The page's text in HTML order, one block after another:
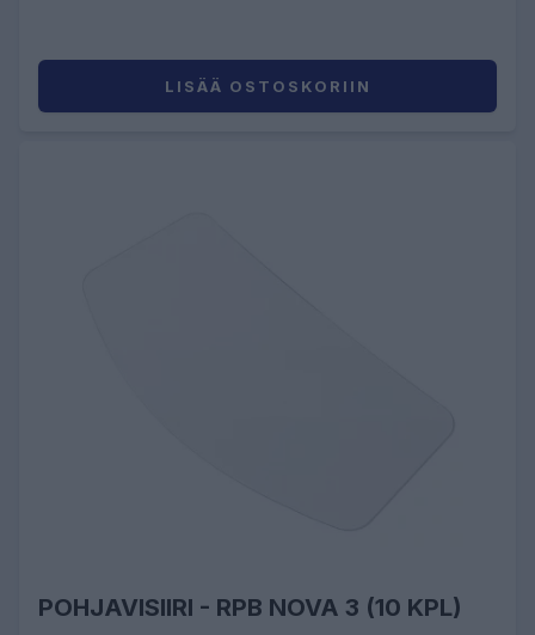
LISÄÄ OSTOSKORIIN
POHJAVISIIRI - RPB NOVA 3 (10 KPL)